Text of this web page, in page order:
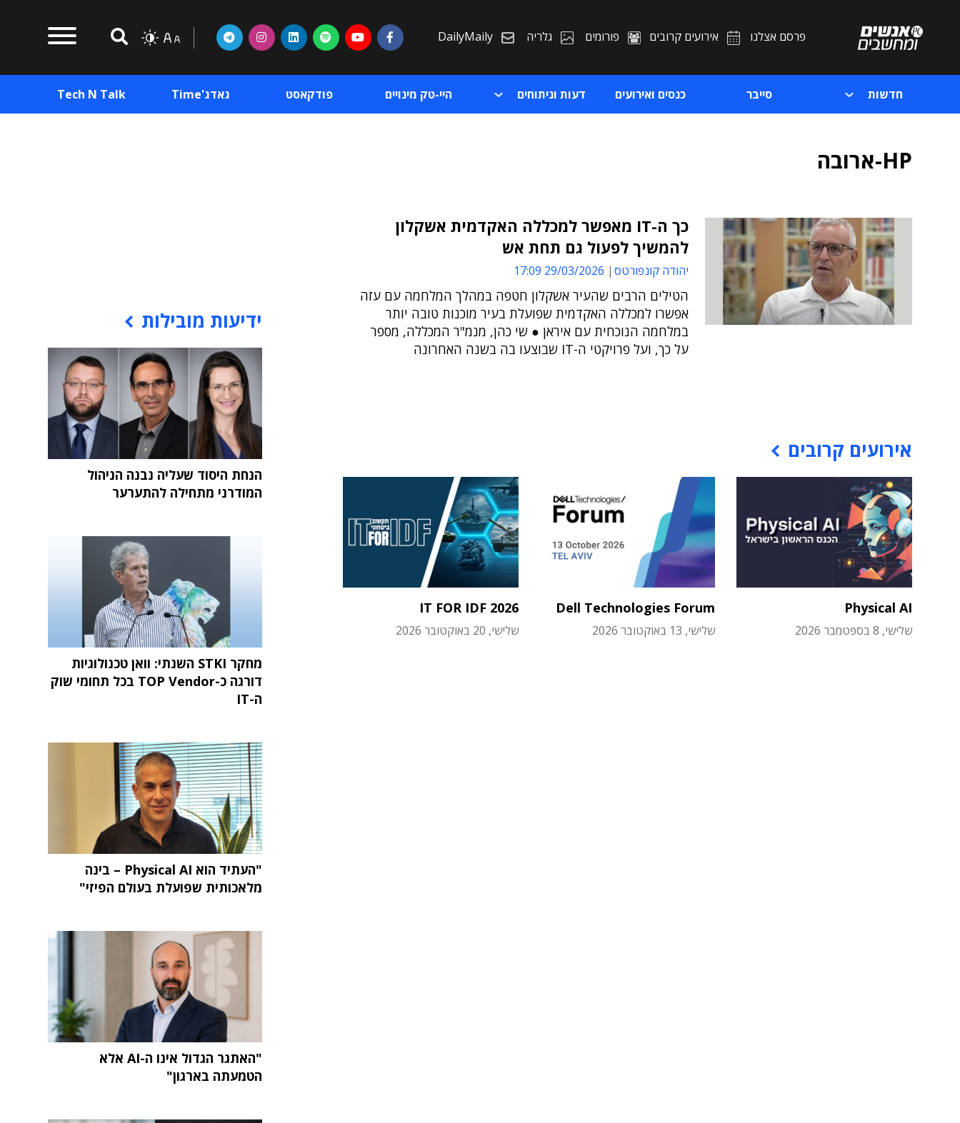
פרסם אצלנו אירועים קרובים פורומים גלריה DailyMaily
חדשות סייבר כנסים ואירועים דעות וניתוחים היי-טק מינויים פודקאסט גאדג'Time Tech N Talk
HP-ארובה
כך ה-IT מאפשר למכללה האקדמית אשקלון
להמשיך לפעול גם תחת אש
יהודה קונפורטס 29/03/2026 17:09
הטילים הרבים שהעיר אשקלון חטפה במהלך המלחמה עם עזה
אפשרו למכללה האקדמית שפועלת בעיר מוכנות טובה יותר
במלחמה הנוכחית עם איראן ● שי כהן, מנמ"ר המכללה, מספר
על כך, ועל פרויקטי ה-IT שבוצעו בה בשנה האחרונה
אירועים קרובים
Physical AI
שלישי, 8 בספטמבר 2026
Dell Technologies Forum
שלישי, 13 באוקטובר 2026
IT FOR IDF 2026
שלישי, 20 באוקטובר 2026
ידיעות מובילות
הנחת היסוד שעליה נבנה הניהול
המודרני מתחילה להתערער
מחקר STKI השנתי: וואן טכנולוגיות
דורגה כ-TOP Vendor בכל תחומי שוק
ה-IT
"העתיד הוא Physical AI – בינה
מלאכותית שפועלת בעולם הפיזי"
"האתגר הגדול אינו ה-AI אלא
הטמעתה בארגון"